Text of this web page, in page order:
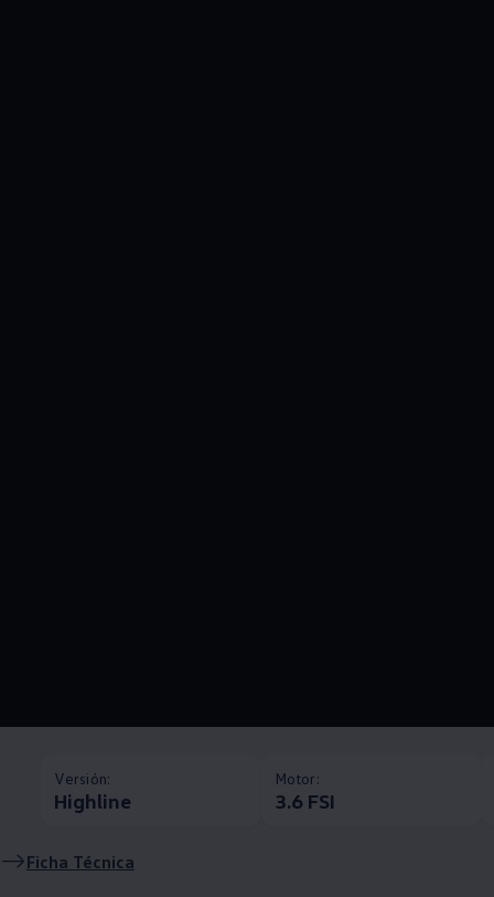
Versión:
Highline
Motor:
3.6 FSI
Ficha Técnica